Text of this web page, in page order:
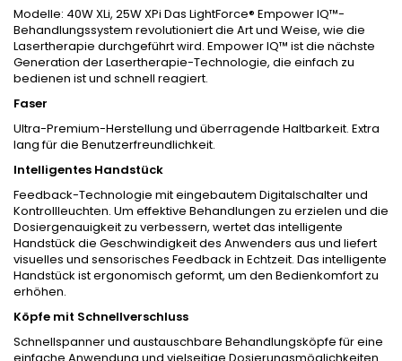
Modelle: 40W XLi, 25W XPi Das LightForce® Empower IQ™-
Behandlungssystem revolutioniert die Art und Weise, wie die
Lasertherapie durchgeführt wird. Empower IQ™ ist die nächste
Generation der Lasertherapie-Technologie, die einfach zu
bedienen ist und schnell reagiert.
Faser
Ultra-Premium-Herstellung und überragende Haltbarkeit. Extra
lang für die Benutzerfreundlichkeit.
Intelligentes Handstück
Feedback-Technologie mit eingebautem Digitalschalter und
Kontrollleuchten. Um effektive Behandlungen zu erzielen und die
Dosiergenauigkeit zu verbessern, wertet das intelligente
Handstück die Geschwindigkeit des Anwenders aus und liefert
visuelles und sensorisches Feedback in Echtzeit. Das intelligente
Handstück ist ergonomisch geformt, um den Bedienkomfort zu
erhöhen.
Köpfe mit Schnellverschluss
Schnellspanner und austauschbare Behandlungsköpfe für eine